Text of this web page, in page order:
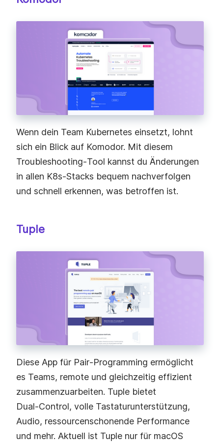
Wenn dein Team Kubernetes einsetzt, lohnt
sich ein Blick auf Komodor. Mit diesem
Troubleshooting‑Tool kannst du Änderungen
in allen K8s‑Stacks bequem nachverfolgen
und schnell erkennen, was betroffen ist.
Tuple
Diese App für Pair‑Programming ermöglicht
es Teams, remote und gleichzeitig effizient
zusammenzuarbeiten. Tuple bietet
Dual‑Control, volle Tastaturunterstützung,
Audio, ressourcenschonende Performance
und mehr. Aktuell ist Tuple nur für macOS